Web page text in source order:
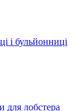
і бульйонниці
для лобстера